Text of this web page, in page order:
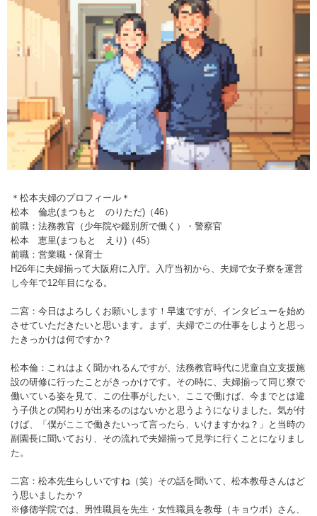
＊松本夫婦のプロフィール＊
松本 倫忠(まつもと のりただ)（46）
前職：法務教官（少年院や鑑別所で働く）・警察官
松本 恵里(まつもと えり)（45）
前職：営業職・保育士
H26年に夫婦揃って大阪府に入庁。入庁当初から、夫婦で女子寮を運営
し今年で12年目になる。
二宮：今日はよろしくお願いします！早速ですが、インタビューを始め
させていただきたいと思います。まず、夫婦でこの仕事をしようと思っ
たきっかけは何ですか？
松本倫：これはよく聞かれるんですが、法務教官時代に児童自立支援施
設の研修に行ったことがきっかけです。その時に、夫婦揃って同じ寮で
働いている姿を見て、この仕事がしたい、ここで働けば、今までとは違
う子供との関わりが出来るのはないかと思うようになりました。気が付
けば、「僕がここで働きたいって言ったら、いけますかね？」と当時の
副園長に聞いており、その流れで夫婦揃って見学に行くことになりまし
た。
二宮：松本先生らしいですね（笑）その話を聞いて、松本教母さんはど
う思いましたか？
※修徳学院では、男性職員を先生・女性職員を教母（キョウボ）さん、